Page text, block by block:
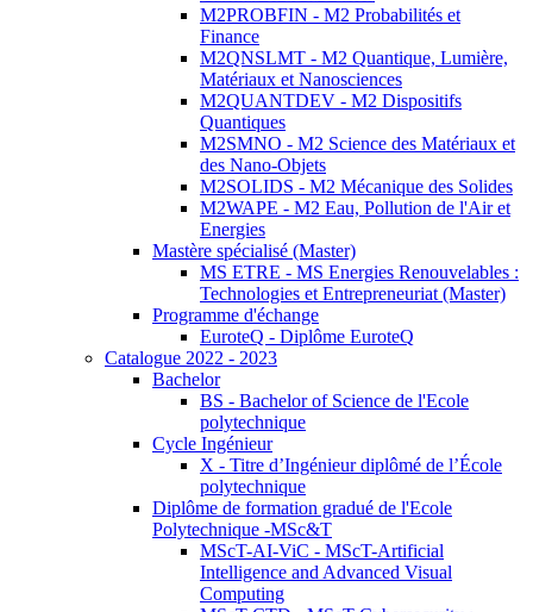
M2PROBFIN - M2 Probabilités et
Finance
M2QNSLMT - M2 Quantique, Lumière,
Matériaux et Nanosciences
M2QUANTDEV - M2 Dispositifs
Quantiques
M2SMNO - M2 Science des Matériaux et
des Nano-Objets
M2SOLIDS - M2 Mécanique des Solides
M2WAPE - M2 Eau, Pollution de l'Air et
Energies
Mastère spécialisé (Master)
MS ETRE - MS Energies Renouvelables :
Technologies et Entrepreneuriat (Master)
Programme d'échange
EuroteQ - Diplôme EuroteQ
Catalogue 2022 - 2023
Bachelor
BS - Bachelor of Science de l'Ecole
polytechnique
Cycle Ingénieur
X - Titre d’Ingénieur diplômé de l’École
polytechnique
Diplôme de formation gradué de l'Ecole
Polytechnique -MSc&T
MScT-AI-ViC - MScT-Artificial
Intelligence and Advanced Visual
Computing